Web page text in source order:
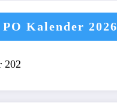
PO Kalender 2026